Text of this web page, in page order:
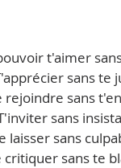
t'aimer
sans te
rejoindre sans
sans
laisser sans
critiquer sans te